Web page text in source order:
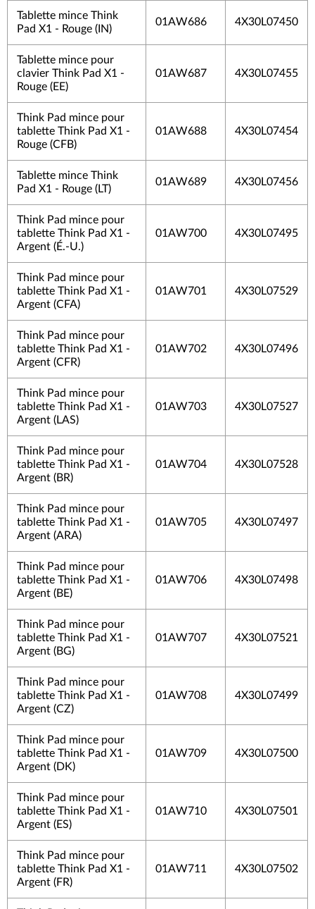
Tablette mince Think
Pad X1 - Rouge (IN)
01AW686 4X30L07450
Tablette mince pour
clavier Think Pad X1 -
Rouge (EE)
01AW687 4X30L07455
Think Pad mince pour
tablette Think Pad X1 -
Rouge (CFB)
01AW688 4X30L07454
Tablette mince Think
Pad X1 - Rouge (LT)
01AW689 4X30L07456
Think Pad mince pour
tablette Think Pad X1 -
Argent (É.-U.)
01AW700 4X30L07495
Think Pad mince pour
tablette Think Pad X1 -
Argent (CFA)
01AW701 4X30L07529
Think Pad mince pour
tablette Think Pad X1 -
Argent (CFR)
01AW702 4X30L07496
Think Pad mince pour
tablette Think Pad X1 -
Argent (LAS)
01AW703 4X30L07527
Think Pad mince pour
tablette Think Pad X1 -
Argent (BR)
01AW704 4X30L07528
Think Pad mince pour
tablette Think Pad X1 -
Argent (ARA)
01AW705 4X30L07497
Think Pad mince pour
tablette Think Pad X1 -
Argent (BE)
01AW706 4X30L07498
Think Pad mince pour
tablette Think Pad X1 -
Argent (BG)
01AW707 4X30L07521
Think Pad mince pour
tablette Think Pad X1 -
Argent (CZ)
01AW708 4X30L07499
Think Pad mince pour
tablette Think Pad X1 -
Argent (DK)
01AW709 4X30L07500
Think Pad mince pour
tablette Think Pad X1 -
Argent (ES)
01AW710 4X30L07501
Think Pad mince pour
tablette Think Pad X1 -
Argent (FR)
01AW711 4X30L07502